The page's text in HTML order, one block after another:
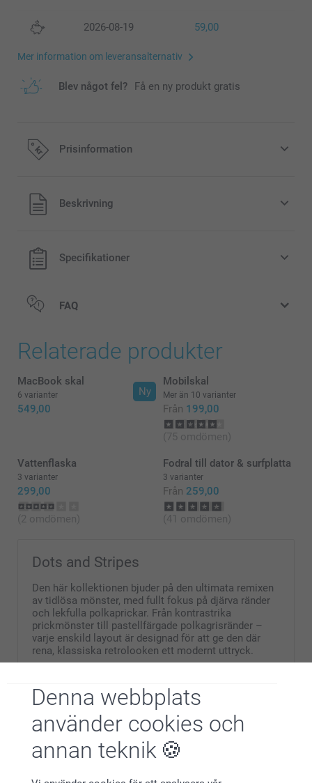
Denna webbplats
använder cookies och
annan teknik
2026-08-19 59,00
Mer information om leveransalternativ
Blev något fel? Få en ny produkt gratis
Prisinformation
Alla priser är i svenska kronor (SEK), inklusive moms och
exklusive porto.
Beskrivning
Specifikationer
FAQ
Relaterade produkter
Ny
MacBook skal
6 varianter
549,00
Mobilskal
Mer än 10 varianter
Från 199,00
(75 omdömen)
Vattenflaska
3 varianter
299,00
(2 omdömen)
Fodral till dator & surfplatta
3 varianter
Från 259,00
(41 omdömen)
Dots and Stripes
Den här kollektionen bjuder på den ultimata remixen
av tidlösa mönster, med fullt fokus på djärva ränder
och lekfulla polkaprickar. Från kontrastrika
prickmönster till pastellfärgade polkagrisränder –
varje enskild layout är designad för att ge den där
rena, klassiska retrolooken ett modernt uttryck.
Varförsmartphoto